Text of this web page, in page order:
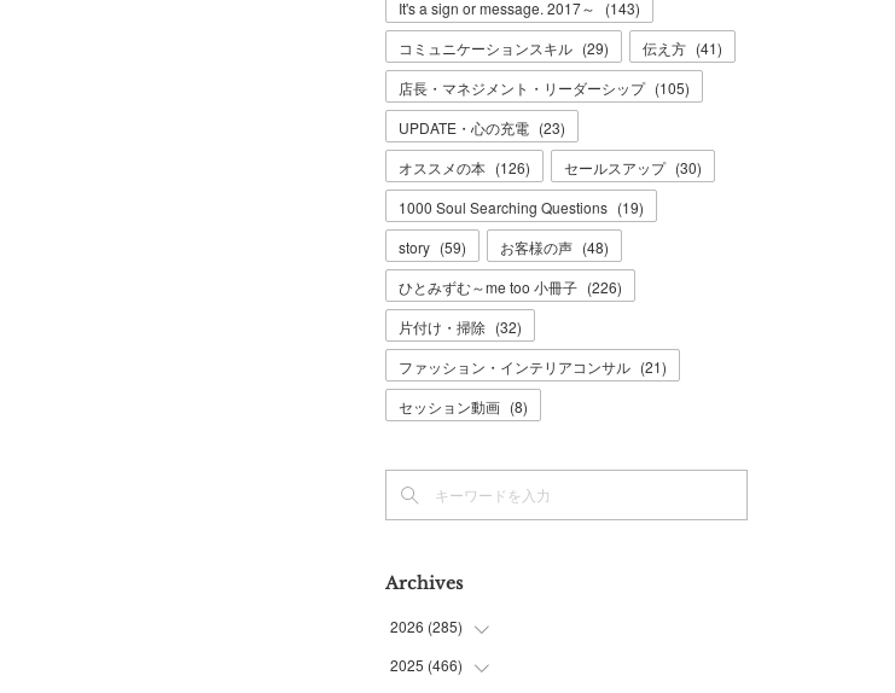
It's a sign or message. 2017～
(143)
コミュニケーションスキル (29) 伝え方 (41)
店長・マネジメント・リーダーシップ (105)
UPDATE・心の充電 (23)
オススメの本 (126) セールスアップ (30)
1000 Soul Searching Questions (19)
story (59) お客様の声 (48)
ひとみずむ～me too 小冊子 (226)
片付け・掃除 (32)
ファッション・インテリアコンサル (21)
セッション動画 (8)
Archives
2026 (285)
(6)
2025 (466)